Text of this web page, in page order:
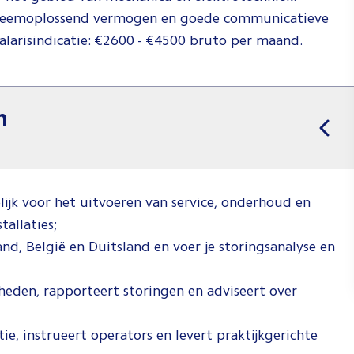
vermogen en goede communicatieve
€2600 - €4500 bruto per maand.
voor het uitvoeren van service, onderhoud en
België en Duitsland en voer je storingsanalyse en
rapporteert storingen en adviseert over
instrueert operators en levert praktijkgerichte